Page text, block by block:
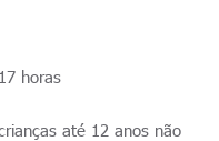
horas
até 12 anos não